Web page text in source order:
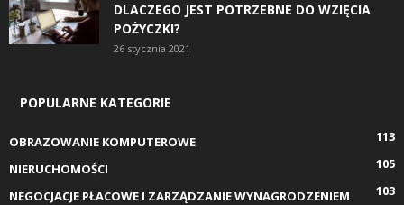
DLACZEGO JEST POTRZEBNE DO WZIĘCIA
POŻYCZKI?
26 stycznia 2021
POPULARNE KATEGORIE
OBRAZOWANIE KOMPUTEROWE
113
NIERUCHOMOŚCI
105
NEGOCJACJE PŁACOWE I ZARZĄDZANIE WYNAGRODZENIEM
103